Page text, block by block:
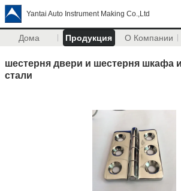
Yantai Auto Instrument Making Co.,Ltd
Дома Продукция О Компании
шестерня двери и шестерня шкафа
стали